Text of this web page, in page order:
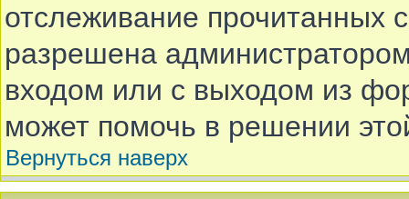
отслеживание прочитанных
разрешена
входом или с выходом из
может помочь в решении
Вернуться наверх